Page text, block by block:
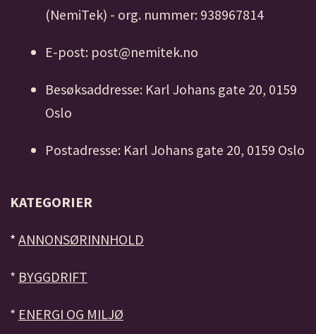
(NemiTek) - org. nummer: 938967814
E-post: post@nemitek.no
Besøksaddresse: Karl Johans gate 20, 0159
Oslo
Postadresse: Karl Johans gate 20, 0159 Oslo
KATEGORIER
* ANNONSØRINNHOLD
* BYGGDRIFT
* ENERGI OG MILJØ